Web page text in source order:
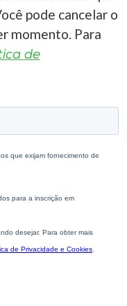
pode cancelar o
momento. Para
de